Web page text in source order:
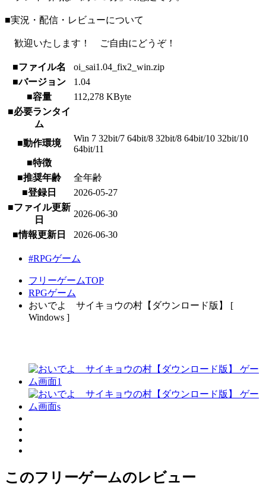
■実況・配信・レビューについて
歓迎いたします！ ご自由にどうぞ！
■ファイル名
oi_sai1.04_fix2_win.zip
■バージョン
1.04
■容量
112,278 KByte
■必要ランタイ
ム
■動作環境
Win 7 32bit/7 64bit/8 32bit/8 64bit/10 32bit/10
64bit/11
■特徴
■推奨年齢
全年齢
■登録日
2026-05-27
■ファイル更新
日
2026-06-30
■情報更新日 2026-06-30
#RPGゲーム
フリーゲームTOP
RPGゲーム
おいでよ サイキョウの村【ダウンロード版】 [
Windows ]
このフリーゲームのレビュー